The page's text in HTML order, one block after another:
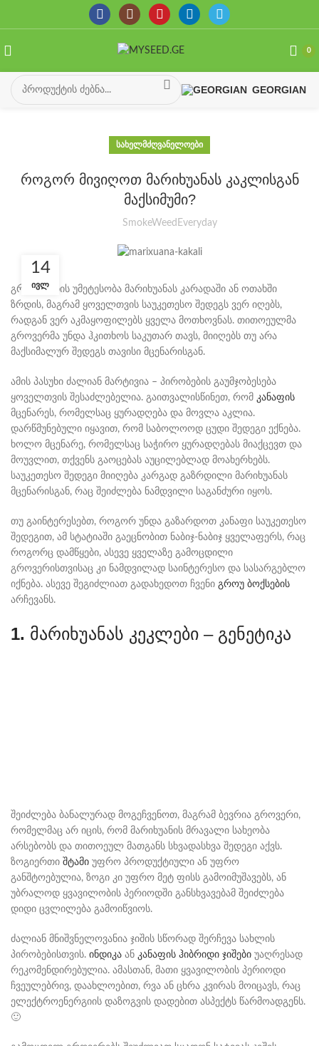
0
GEORGIAN
ᲡᲐᲮᲔᲚᲛᲫᲦᲕᲐᲜᲔᲚᲝᲔᲑᲘ
როგორ მივიღოთ მარიხუანას კაკლისგან
მაქსიმუმი?
SmokeWeedEveryday
14
ᲘᲕᲚ
გროვერების უმეტესობა მარიხუანას კარადაში ან ოთახში
ზრდის, მაგრამ ყოველთვის საუკეთესო შედეგს ვერ იღებს,
რადგან ვერ აკმაყოფილებს ყველა მოთხოვნას. თითოეულმა
გროვერმა უნდა ჰკითხოს საკუთარ თავს, მიიღებს თუ არა
მაქსიმალურ შედეგს თავისი მცენარისგან.
ამის პასუხი ძალიან მარტივია – პირობების გაუმჯობესება
ყოველთვის შესაძლებელია. გაითვალისწინეთ, რომ კანაფის
მცენარეს, რომელსაც ყურადღება და მოვლა აკლია.
დარწმუნებული იყავით, რომ საბოლოოდ ცუდი შედეგი ექნება.
ხოლო მცენარე, რომელსაც საჭირო ყურადღებას მიაქცევთ და
მოუვლით, თქვენს გაოცებას აუცილებლად მოახერხებს.
საუკეთესო შედეგი მიიღება კარგად გაზრდილი მარიხუანას
მცენარისგან, რაც შეიძლება ნამდვილი საგანძური იყოს.
თუ გაინტერესებთ, როგორ უნდა გაზარდოთ კანაფი საუკეთესო
შედეგით, ამ სტატიაში გაეცნობით ნაბიჯ-ნაბიჯ ყველაფერს, რაც
როგორც დამწყები, ასევე ყველაზე გამოცდილი
გროვერისთვისაც კი ნამდვილად საინტერესო და სასარგებლო
იქნება. ასევე შეგიძლიათ გადახედოთ ჩვენი გროუ ბოქსების
არჩევანს.
1. მარიხუანას კეკლები – გენეტიკა
შეიძლება ბანალურად მოგეჩვენოთ, მაგრამ ბევრია გროვერი,
რომელმაც არ იცის, რომ მარიხუანის მრავალი სახეობა
არსებობს და თითოეულ მათგანს სხვადასხვა შედეგი აქვს.
ზოგიერთი შტამი უფრო პროდუქტიული ან უფრო
განშტოებულია, ზოგი კი უფრო მეტ ფისს გამოიმუშავებს, ან
უბრალოდ ყვავილობის პერიოდში განსხვავებამ შეიძლება
დიდი ცვლილება გამოიწვიოს.
ძალიან მნიშვნელოვანია ჯიშის სწორად შერჩევა სახლის
პირობებისთვის. ინდიკა ან კანაფის ჰიბრიდი ჯიშები უაღრესად
რეკომენდირებულია. ამასთან, მათი ყვავილობის პერიოდი
ჩვეულებრივ, დაახლოებით, რვა ან ცხრა კვირას მოიცავს, რაც
ელექტროენერგიის დაზოგვის დადებით ასპექტს წარმოადგენს.
🙂